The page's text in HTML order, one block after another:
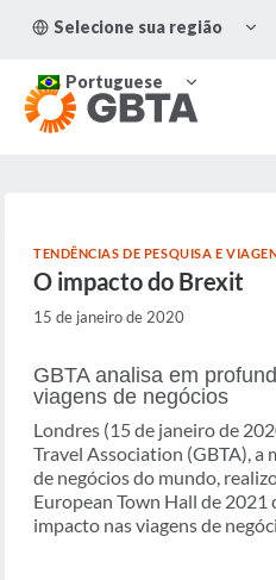
para
Conteúdo
Selecione sua região
Portuguese
MENU
FILHO
TENDÊNCIAS DE PESQUISA E
O impacto do Brexit
15 de janeiro de 2020
GBTA analisa em
viagens de negócios
Londres (15 de janeiro de
Travel Association (GBTA), a
de negócios do mundo,
European Town Hall de 2021
impacto nas viagens de